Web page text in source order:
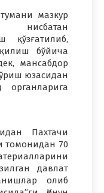
мазкур
нисбатан
қўзғатилиб,
бўйича
мансабдор
юзасидан
органларига
Пахтачи
томонидан 70
давлат
олиб